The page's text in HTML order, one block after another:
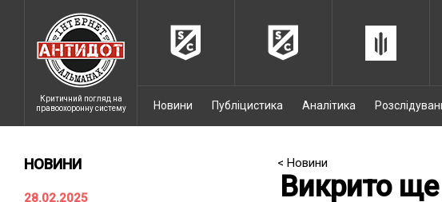
Критичний погляд на
правоохоронну систему
Новини Публіцистика Аналітика
НОВИНИ
28.02.2025
< Новини
Викрито